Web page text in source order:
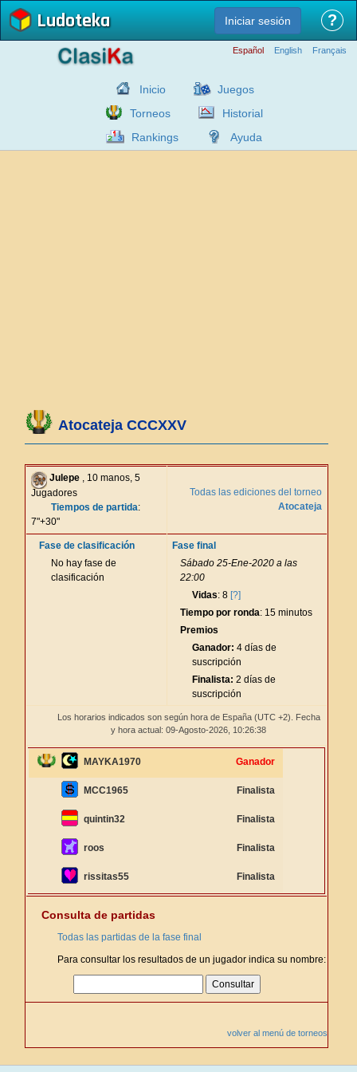
Ludoteka Iniciar sesión ?
Español English Français
Inicio
Juegos
Torneos
Historial
Rankings
Ayuda
Atocateja CCCXXV
Julepe , 10 manos, 5
Jugadores
Tiempos de partida:
7"+30"
Todas las ediciones del torneo
Atocateja
Fase de clasificación
No hay fase de
clasificación
Fase final
Sábado 25-Ene-2020 a las
22:00
Vidas: 8 [?]
Tiempo por ronda: 15 minutos
Premios
Ganador: 4 días de
suscripción
Finalista: 2 días de
suscripción
Los horarios indicados son según hora de España (UTC +2). Fecha
y hora actual: 09-Agosto-2026, 10:26:38
MAYKA1970 Ganador
MCC1965 Finalista
quintin32 Finalista
roos Finalista
rissitas55 Finalista
Consulta de partidas
Todas las partidas de la fase final
Para consultar los resultados de un jugador indica su nombre:
volver al menú de torneos